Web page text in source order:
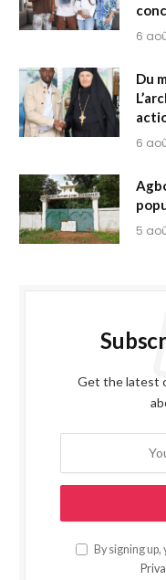
6
Du
6
5
Get the latest
By signing